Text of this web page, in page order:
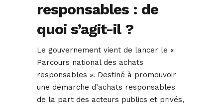
responsables : de
quoi s’agit-il ?
Le gouvernement vient de lancer le «
Parcours national des achats
responsables ». Destiné à promouvoir
une démarche d’achats responsables
de la part des acteurs publics et privés,